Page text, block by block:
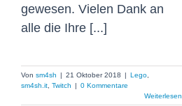
gewesen. Vielen Dank an
alle die Ihre [...]
Von sm4sh | 21 Oktober 2018 | Lego,
sm4sh.it, Twitch | 0 Kommentare
Weiterlesen